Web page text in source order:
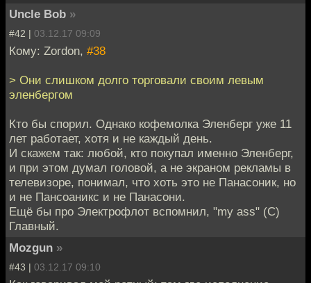
Uncle Bob »
#42 | 03.12.17 09:09
Кому: Zordon, #38
> Они слишком долго торговали своим левым
эленбергом
Кто бы спорил. Однако кофемолка Эленберг уже 11
лет работает, хотя и не каждый день.
И скажем так: любой, кто покупал именно Эленберг,
и при этом думал головой, а не экраном рекламы в
телевизоре, понимал, что хоть это не Панасоник, но
и не Пансоаникс и не Панасони.
Ещё бы про Электрофлот вспомнил, "my ass" (C)
Главный.
Mozgun »
#43 | 03.12.17 09:10